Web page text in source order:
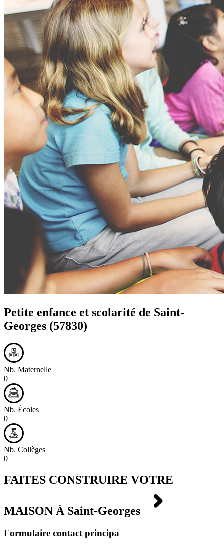
Petite enfance et scolarité de Saint-
Georges (57830)
Nb. Maternelle
0
Nb. Écoles
0
Nb. Collèges
0
FAITES CONSTRUIRE VOTRE
MAISON À Saint-Georges
Formulaire contact principa